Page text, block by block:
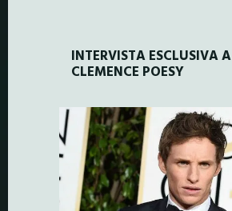
INTERVISTA ESCLUSIVA A
CLEMENCE POESY